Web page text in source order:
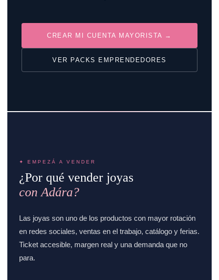
CREAR MI CUENTA MAYORISTA →
VER PACKS EMPRENDEDORES
✦ EMPEZÁ A VENDER
¿Por qué vender joyas
con Adára?
Las joyas son uno de los productos con mayor rotación
en redes sociales, ventas en el trabajo, catálogo y ferias.
Ticket accesible, margen real y una demanda que no
para.